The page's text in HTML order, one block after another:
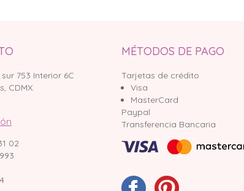
753 Interior 6C
CDMX.
02
MÉTODOS DE PAGO
Tarjetas de crédito
Visa
MasterCard
Paypal
Transferencia Bancaria